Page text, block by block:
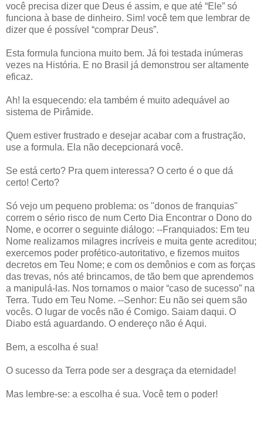
você precisa dizer que Deus é assim, e que até “Ele” só
funciona à base de dinheiro. Sim! você tem que lembrar de
dizer que é possível “comprar Deus”.
Esta formula funciona muito bem. Já foi testada inúmeras
vezes na História. E no Brasil já demonstrou ser altamente
eficaz.
Ah! Ia esquecendo: ela também é muito adequável ao
sistema de Pirâmide.
Quem estiver frustrado e desejar acabar com a frustração,
use a formula. Ela não decepcionará você.
Se está certo? Pra quem interessa? O certo é o que dá
certo! Certo?
Só vejo um pequeno problema: os "donos de franquias"
correm o sério risco de num Certo Dia Encontrar o Dono do
Nome, e ocorrer o seguinte diálogo: --Franquiados: Em teu
Nome realizamos milagres incríveis e muita gente acreditou;
exercemos poder profético-autoritativo, e fizemos muitos
decretos em Teu Nome; e com os demônios e com as forças
das trevas, nós até brincamos, de tão bem que aprendemos
a manipulá-las. Nos tornamos o maior “caso de sucesso” na
Terra. Tudo em Teu Nome. --Senhor: Eu não sei quem são
vocês. O lugar de vocês não é Comigo. Saiam daqui. O
Diabo está aguardando. O endereço não é Aqui.
Bem, a escolha é sua!
O sucesso da Terra pode ser a desgraça da eternidade!
Mas lembre-se: a escolha é sua. Você tem o poder!